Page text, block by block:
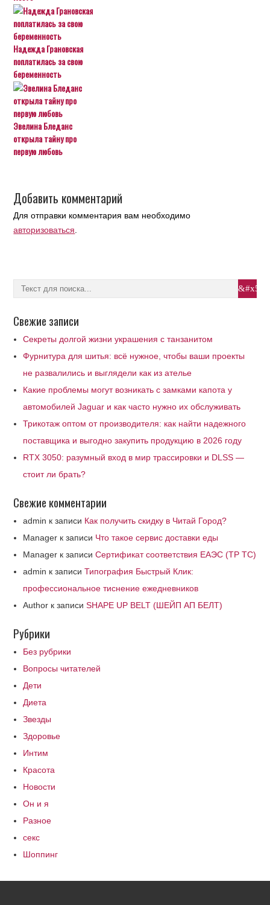
Надежда Грановская
поплатилась за свою
беременность
Эвелина Бледанс
открыла тайну про
первую любовь
Добавить комментарий
Для отправки комментария вам необходимо
авторизоваться
Свежие записи
Секреты долгой жизни украшения с танзанитом
Фурнитура для шитья: всё нужное, чтобы ваши проекты
не развалились и выглядели как из ателье
Какие проблемы могут возникать с замками капота у
автомобилей Jaguar и как часто нужно их обслуживать
Трикотаж оптом от производителя: как найти надежного
поставщика и выгодно закупить продукцию в 2026 году
RTX 3050: разумный вход в мир трассировки и DLSS —
стоит ли брать?
Свежие комментарии
admin к записи Как получить скидку в Читай Город?
Manager к записи Что такое сервис доставки еды
Manager к записиСертификат соответствия ЕАЭС (ТР ТС)
admin к записиТипография Быстрый Клик:
профессиональное тиснение ежедневников
Author к записиSHAPE UP BELT (ШЕЙП АП БЕЛТ)
Рубрики
Без рубрики
Вопросы читателей
Дети
Диета
Звезды
Здоровье
Интим
Красота
Новости
Он и я
Разное
секс
Шоппинг